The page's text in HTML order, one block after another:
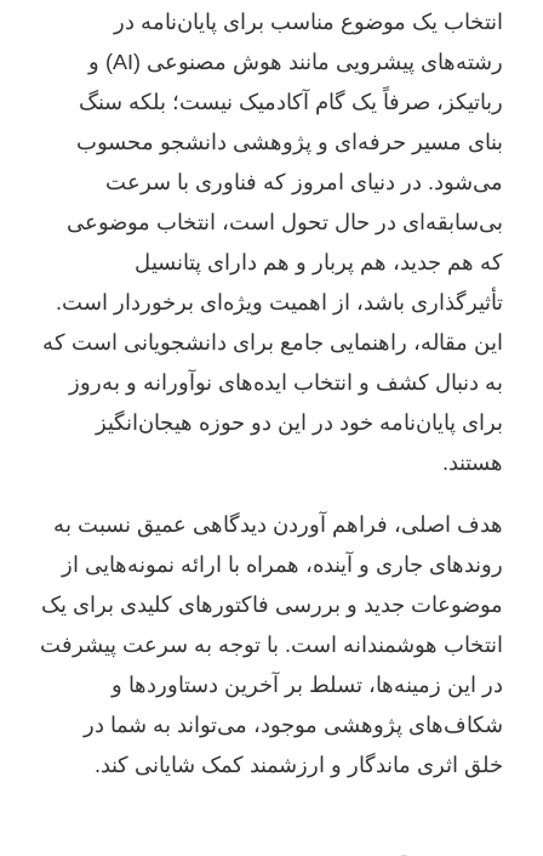
انتخاب یک موضوع مناسب برای پایان‌نامه در
رشته‌های پیشرویی مانند هوش مصنوعی (AI) و
رباتیکز، صرفاً یک گام آکادمیک نیست؛ بلکه سنگ
بنای مسیر حرفه‌ای و پژوهشی دانشجو محسوب
می‌شود. در دنیای امروز که فناوری با سرعت
بی‌سابقه‌ای در حال تحول است، انتخاب موضوعی
که هم جدید، هم پربار و هم دارای پتانسیل
تأثیرگذاری باشد، از اهمیت ویژه‌ای برخوردار است.
این مقاله، راهنمایی جامع برای دانشجویانی است که
به دنبال کشف و انتخاب ایده‌های نوآورانه و به‌روز
برای پایان‌نامه خود در این دو حوزه هیجان‌انگیز
هستند.
هدف اصلی، فراهم آوردن دیدگاهی عمیق نسبت به
روندهای جاری و آینده، همراه با ارائه نمونه‌هایی از
موضوعات جدید و بررسی فاکتورهای کلیدی برای یک
انتخاب هوشمندانه است. با توجه به سرعت پیشرفت
در این زمینه‌ها، تسلط بر آخرین دستاوردها و
شکاف‌های پژوهشی موجود، می‌تواند به شما در
خلق اثری ماندگار و ارزشمند کمک شایانی کند.